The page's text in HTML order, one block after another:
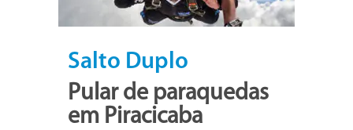
Salto Duplo
Pular de paraquedas
em Piracicaba